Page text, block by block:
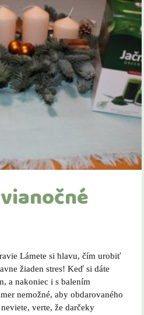
Lámete si hlavu, čím urobiť
žiaden stres! Keď si dáte
a nakoniec i s balením
nemožné, aby obdarovaného
verte, že darčeky